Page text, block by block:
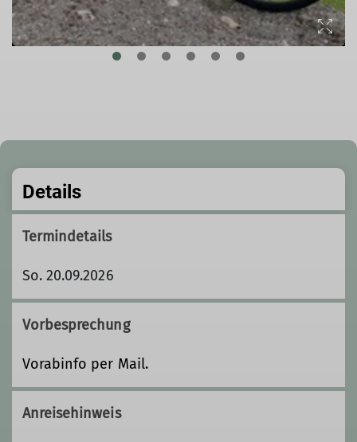
Details
Termindetails
So. 20.09.2026
Vorbesprechung
Vorabinfo per Mail.
Anreisehinweis